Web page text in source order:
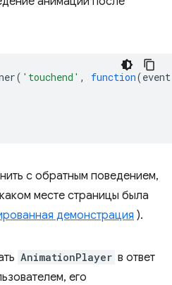
( 'touchend' , function(event
с обратным поведением,
месте страницы была
демонстрация ).
AnimationPlayer в ответ
его